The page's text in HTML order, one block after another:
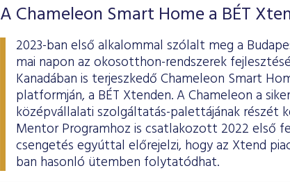
A Chameleon Smart Home a BÉT
2023-ban első alkalommal szólalt meg a
mai napon az okosotthon-rendszerek
Kanadában is terjeszkedő Chameleon Smart
platformján, a BÉT Xtenden. A Chameleon a
középvállalati szolgáltatás-palettájának részét
Mentor Programhoz is csatlakozott 2022 első
csengetés egyúttal előrejelzi, hogy az Xtend
ban hasonló ütemben folytatódhat.